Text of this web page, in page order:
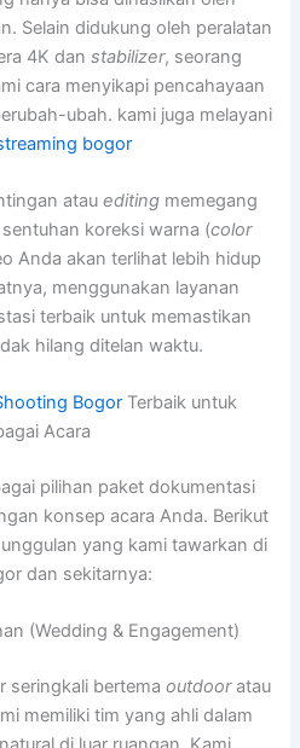
Selain didukung oleh peralatan
4K dan stabilizer, seorang
cara menyikapi pencahayaan
ubah. kami juga melayani
bogor
atau editing memegang
koreksi warna (color
Anda akan terlihat lebih hidup
menggunakan layanan
terbaik untuk memastikan
hilang ditelan waktu.
BogorTerbaik untuk
Acara
pilihan paket dokumentasi
konsep acara Anda. Berikut
yang kami tawarkan di
dan sekitarnya:
(Wedding & Engagement)
seringkali bertema outdooratau
memiliki tim yang ahli dalam